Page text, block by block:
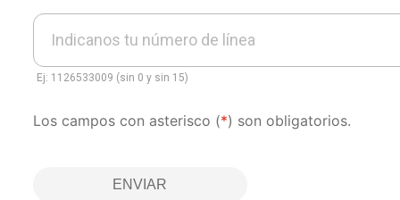
Indicanos tu número de línea
Ej: 1126533009 (sin 0 y sin 15)
Los campos con asterisco (*) son obligatorios.
ENVIAR